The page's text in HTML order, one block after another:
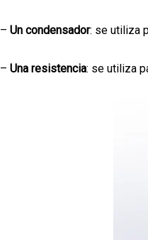
– Un condensador: se utiliza
– Una resistencia: se utiliza